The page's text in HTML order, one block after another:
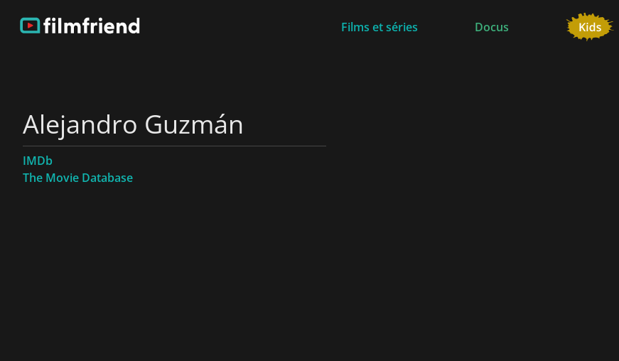
Films et séries Docus
Alejandro Guzmán
IMDb
The Movie Database